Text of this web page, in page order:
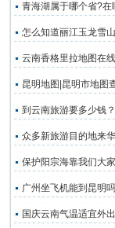
青海湖属于哪个省?在
怎么知道丽江玉龙雪
云南香格里拉地图在
昆明地图|昆明市地图
到云南旅游要多少钱？
众多新旅游目的地来
保护阳宗海靠我们大
广州坐飞机能到昆明
国庆云南气温适宜外